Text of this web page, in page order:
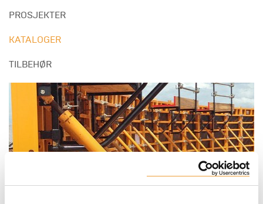
PROSJEKTER
KATALOGER
TILBEHØR